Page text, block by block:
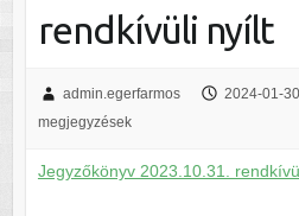
rendkívüli nyílt
admin.egerfarmos 2024-01-30
megjegyzések
Jegyzőkönyv 2023.10.31.